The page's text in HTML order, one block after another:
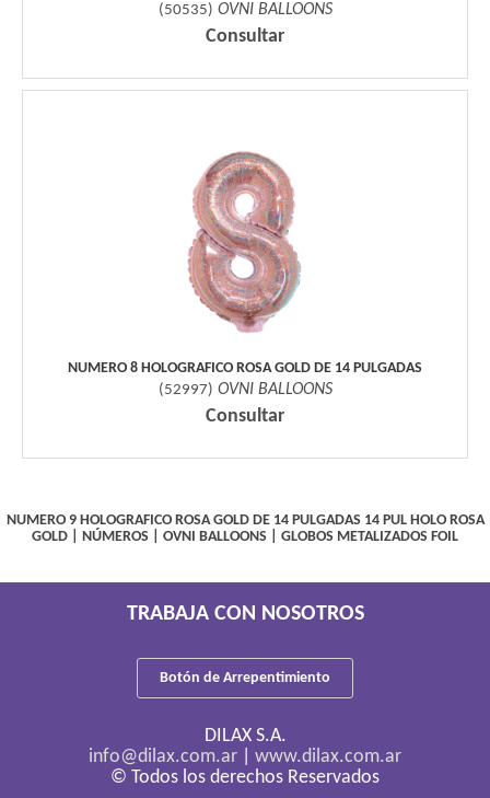
(50535) OVNI BALLOONS
Consultar
NUMERO 8 HOLOGRAFICO ROSA GOLD DE 14 PULGADAS
(52997) OVNI BALLOONS
Consultar
NUMERO 9 HOLOGRAFICO ROSA GOLD DE 14 PULGADAS 14 PUL HOLO ROSA
GOLD
NÚMEROS OVNI BALLOONS GLOBOS METALIZADOS FOIL
TRABAJA CON NOSOTROS
Botón de Arrepentimiento
DILAX S.A.
info@dilax.com.ar
www.dilax.com.ar
© Todos los derechos Reservados